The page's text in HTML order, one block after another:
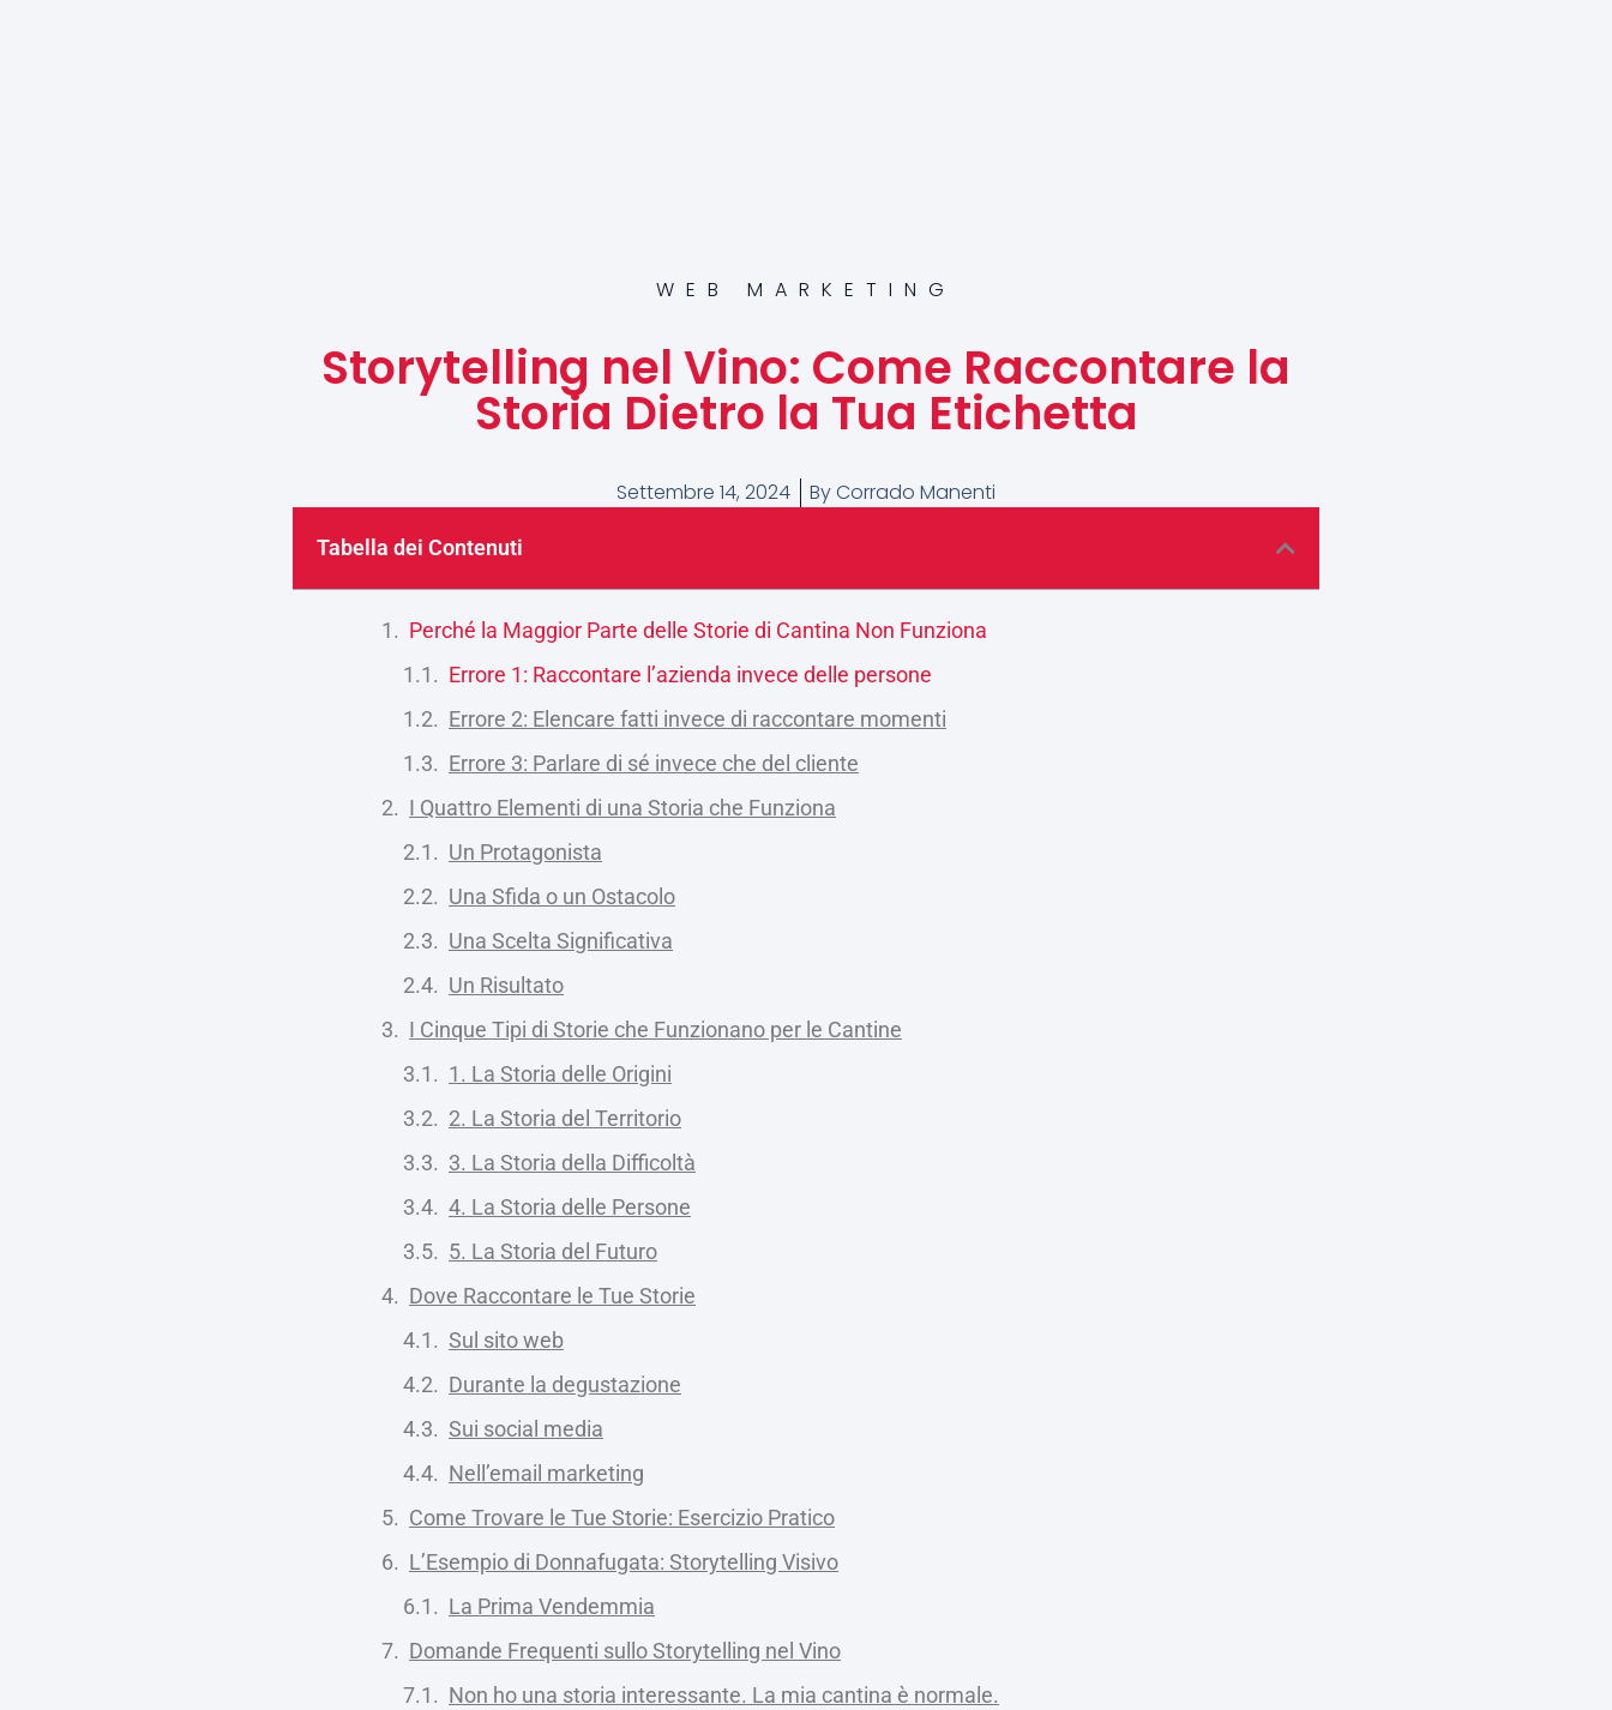
WEB MARKETING
Storytelling nel Vino: Come Raccontare la
Storia Dietro la Tua Etichetta
Settembre 14, 2024 ByCorrado Manenti
Tabella dei Contenuti
Perché la Maggior Parte delle Storie di Cantina Non Funziona
Errore 1: Raccontare l’azienda invece delle persone
Errore 2: Elencare fatti invece di raccontare momenti
Errore 3: Parlare di sé invece che del cliente
I Quattro Elementi di una Storia che Funziona
Un Protagonista
Una Sfida o un Ostacolo
Una Scelta Significativa
Un Risultato
I Cinque Tipi di Storie che Funzionano per le Cantine
1. La Storia delle Origini
2. La Storia del Territorio
3. La Storia della Difficoltà
4. La Storia delle Persone
5. La Storia del Futuro
Dove Raccontare le Tue Storie
Sul sito web
Durante la degustazione
Sui social media
Nell’email marketing
Come Trovare le Tue Storie: Esercizio Pratico
L’Esempio di Donnafugata: Storytelling Visivo
La Prima Vendemmia
Domande Frequenti sullo Storytelling nel Vino
Non ho una storia interessante. La mia cantina è normale.